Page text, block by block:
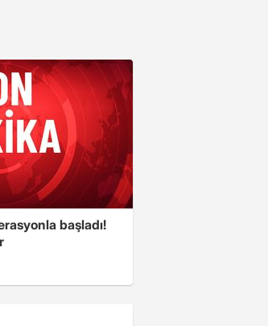
başladı!